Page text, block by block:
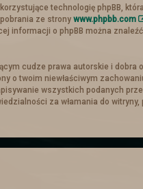
:).
więc aby je
miasta-
kością)
technologię phpBB,
ze strony www.phpbb.com
informacji o phpBB można
cudze prawa autorskie i dobra
o twoim niewłaściwym
wszystkich podanych
za włamania do witryny,